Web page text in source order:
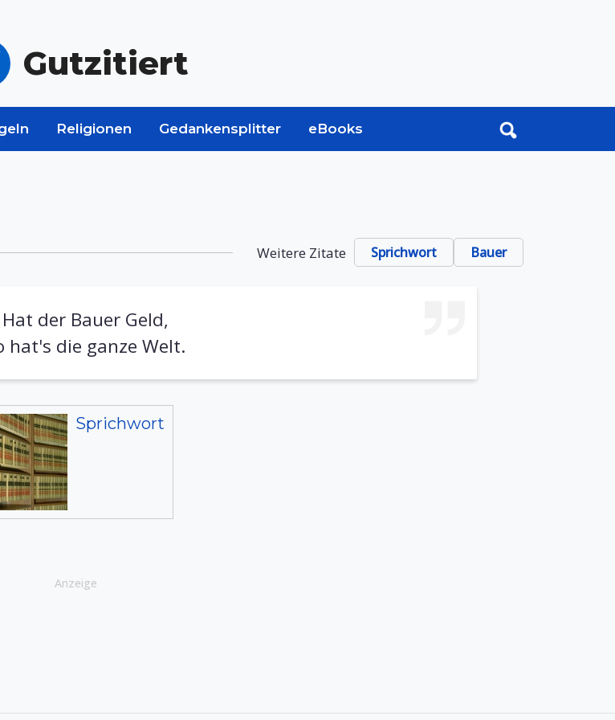
Gutzitiert
Religionen Gedankensplitter eBooks
Weitere Zitate Sprichwort Bauer
Hat der Bauer Geld,
hat's die ganze Welt.
Sprichwort
Anzeige